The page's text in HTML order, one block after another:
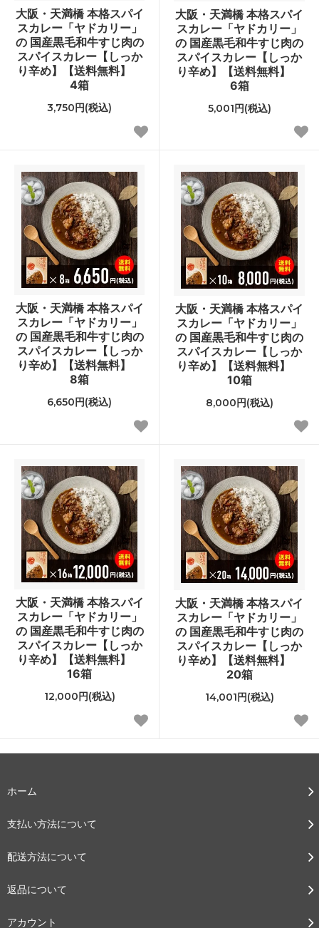
大阪・天満橋 本格スパイ
スカレー「ヤドカリー」
の 国産黒毛和牛すじ肉の
スパイスカレー【しっか
り辛め】【送料無料】
4箱
3,750円(税込)
大阪・天満橋 本格スパイ
スカレー「ヤドカリー」
の 国産黒毛和牛すじ肉の
スパイスカレー【しっか
り辛め】【送料無料】
6箱
5,001円(税込)
大阪・天満橋 本格スパイ
スカレー「ヤドカリー」
の 国産黒毛和牛すじ肉の
スパイスカレー【しっか
り辛め】【送料無料】
8箱
6,650円(税込)
大阪・天満橋 本格スパイ
スカレー「ヤドカリー」
の 国産黒毛和牛すじ肉の
スパイスカレー【しっか
り辛め】【送料無料】
10箱
8,000円(税込)
大阪・天満橋 本格スパイ
スカレー「ヤドカリー」
の 国産黒毛和牛すじ肉の
スパイスカレー【しっか
り辛め】【送料無料】
16箱
12,000円(税込)
大阪・天満橋 本格スパイ
スカレー「ヤドカリー」
の 国産黒毛和牛すじ肉の
スパイスカレー【しっか
り辛め】【送料無料】
20箱
14,001円(税込)
ホーム
支払い方法について
配送方法について
返品について
アカウント